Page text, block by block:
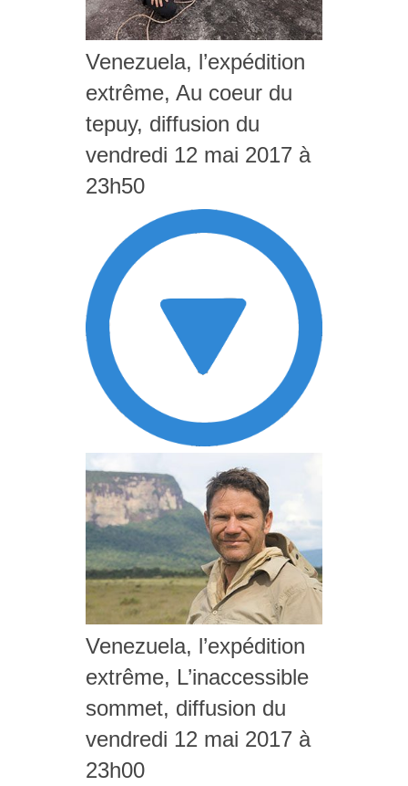
Venezuela, l’expédition
extrême, Au coeur du
tepuy, diffusion du
vendredi 12 mai 2017 à
23h50
Venezuela, l’expédition
extrême, L’inaccessible
sommet, diffusion du
vendredi 12 mai 2017 à
23h00